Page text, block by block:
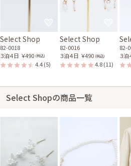
Select Shop
82-0018
３泊４日 ￥490 (税込)
4.4(5)
Select Shop
82-0016
３泊４日 ￥490 (税込)
4.8(11)
82-
３泊
Select Shopの商品一覧